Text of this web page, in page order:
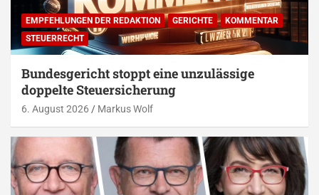
EMPFEHLUNGEN DER REDAKTION GERICHTE
KOMMENTAR
STEUERRECHT
Bundesgericht stoppt eine unzulässige
doppelte Steuersicherung
6. August 2026 Markus Wolf